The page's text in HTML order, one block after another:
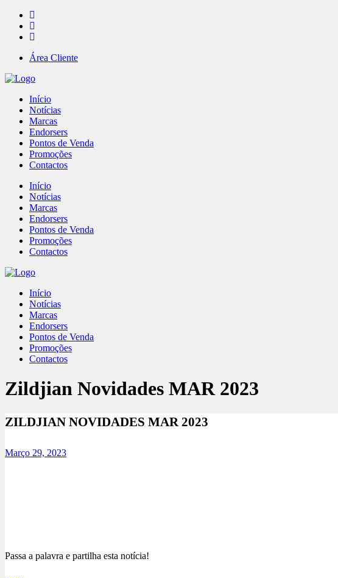
Área Cliente
Início
Notícias
Marcas
Endorsers
Pontos de Venda
Promoções
Contactos
Início
Notícias
Marcas
Endorsers
Pontos de Venda
Promoções
Contactos
Início
Notícias
Marcas
Endorsers
Pontos de Venda
Promoções
Contactos
Zildjian Novidades MAR 2023
ZILDJIAN NOVIDADES MAR 2023
Março 29, 2023
Passa a palavra e partilha esta notícia!